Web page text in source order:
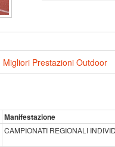
Migliori Prestazioni Outdoor
Manifestazione
CAMPIONATI REGIONALI